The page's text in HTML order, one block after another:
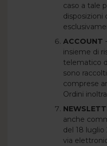
caso a tale
disposizioni
ACCOUNT
insieme di
telematico
sono
comprese
Ordini
anche
del 18
via